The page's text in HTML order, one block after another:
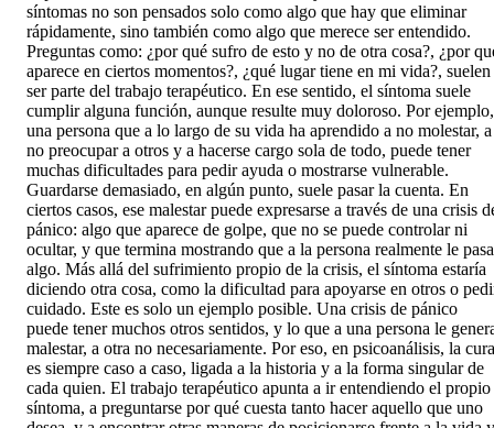
síntomas no son pensados solo como algo que hay que eliminar
rápidamente, sino también como algo que merece ser entendido.
Preguntas como: ¿por qué sufro de esto y no de otra cosa?, ¿por
aparece en ciertos momentos?, ¿qué lugar tiene en mi vida?, suelen
ser parte del trabajo terapéutico. En ese sentido, el síntoma suele
cumplir alguna función, aunque resulte muy doloroso. Por ejemplo,
una persona que a lo largo de su vida ha aprendido a no molestar, a
no preocupar a otros y a hacerse cargo sola de todo, puede tener
muchas dificultades para pedir ayuda o mostrarse vulnerable.
Guardarse demasiado, en algún punto, suele pasar la cuenta. En
ciertos casos, ese malestar puede expresarse a través de una crisis
pánico: algo que aparece de golpe, que no se puede controlar ni
ocultar, y que termina mostrando que a la persona realmente le pasa
algo. Más allá del sufrimiento propio de la crisis, el síntoma estaría
diciendo otra cosa, como la dificultad para apoyarse en otros o
cuidado. Este es solo un ejemplo posible. Una crisis de pánico
puede tener muchos otros sentidos, y lo que a una persona le
malestar, a otra no necesariamente. Por eso, en psicoanálisis, la cura
es siempre caso a caso, ligada a la historia y a la forma singular de
cada quien. El trabajo terapéutico apunta a ir entendiendo el propio
síntoma, a preguntarse por qué cuesta tanto hacer aquello que uno